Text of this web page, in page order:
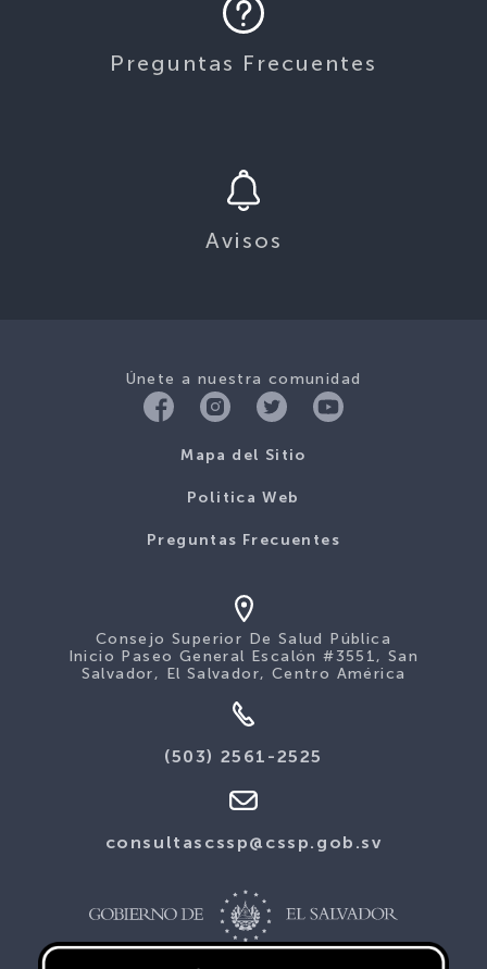
Preguntas Frecuentes
Avisos
Únete a nuestra comunidad
Mapa del Sitio
Politica Web
Preguntas Frecuentes
Consejo Superior De Salud Pública
Inicio Paseo General Escalón #3551, San
Salvador, El Salvador, Centro América
(503) 2561-2525
consultascssp@cssp.gob.sv